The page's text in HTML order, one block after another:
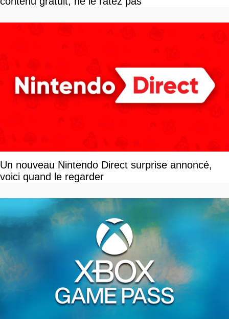
Un nouveau Nintendo Direct surprise annoncé,
voici quand le regarder